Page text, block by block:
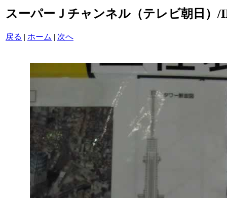
スーパーＪチャンネル（テレビ朝日）/
戻る | ホーム | 次へ